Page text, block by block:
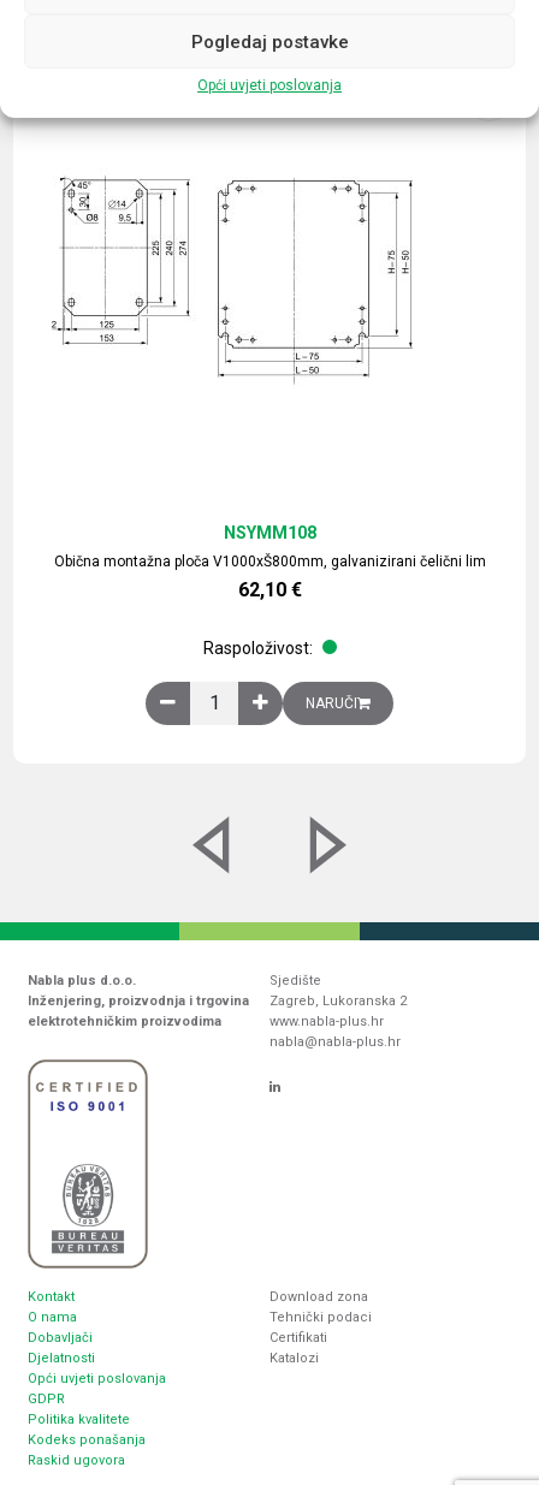
Pogledaj postavke
Opći uvjeti poslovanja
Obična montažna ploča V1000xŠ800mm, galvanizirani čelični lim
NSYMM108
62,10 €
Raspoloživost:
Obična montažna ploča V1000xŠ800mm,
NARUČI
Nabla plus d.o.o.
Inženjering, proizvodnja i trgovina
elektrotehničkim proizvodima
Sjedište
Zagreb, Lukoranska 2
www.nabla-plus.hr
nabla@nabla-plus.hr
Kontakt
O nama
Dobavljači
Djelatnosti
Opći uvjeti poslovanja
GDPR
Politika kvalitete
Kodeks ponašanja
Raskid ugovora
Download zona
Tehnički podaci
Certifikati
Katalozi